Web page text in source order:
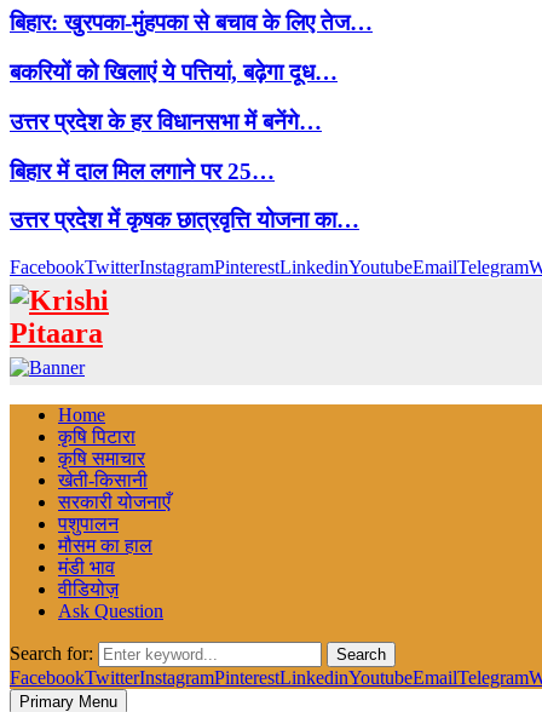
बिहार: खुरपका-मुंहपका से बचाव के लिए तेज…
बकरियों को खिलाएं ये पत्तियां, बढ़ेगा दूध…
उत्तर प्रदेश के हर विधानसभा में बनेंगे…
बिहार में दाल मिल लगाने पर 25…
उत्तर प्रदेश में कृषक छात्रवृत्ति योजना का…
FacebookTwitterInstagramPinterestLinkedinYoutubeEmailTelegram
Home
कृषि पिटारा
कृषि समाचार
खेती-किसानी
सरकारी योजनाएँ
पशुपालन
मौसम का हाल
मंडी भाव
वीडियोज़
Ask Question
Search for: Search
FacebookTwitterInstagramPinterestLinkedinYoutubeEmailTelegram
Primary Menu